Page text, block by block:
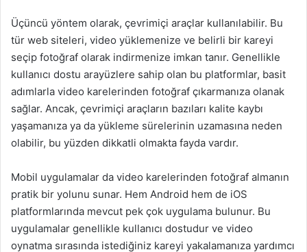
Üçüncü yöntem olarak, çevrimiçi araçlar kullanılabilir. Bu
tür web siteleri, video yüklemenize ve belirli bir kareyi
seçip fotoğraf olarak indirmenize imkan tanır. Genellikle
kullanıcı dostu arayüzlere sahip olan bu platformlar, basit
adımlarla video karelerinden fotoğraf çıkarmanıza olanak
sağlar. Ancak, çevrimiçi araçların bazıları kalite kaybı
yaşamanıza ya da yükleme sürelerinin uzamasına neden
olabilir, bu yüzden dikkatli olmakta fayda vardır.
Mobil uygulamalar da video karelerinden fotoğraf almanın
pratik bir yolunu sunar. Hem Android hem de iOS
platformlarında mevcut pek çok uygulama bulunur. Bu
uygulamalar genellikle kullanıcı dostudur ve video
oynatma sırasında istediğiniz kareyi yakalamanıza yardımcı